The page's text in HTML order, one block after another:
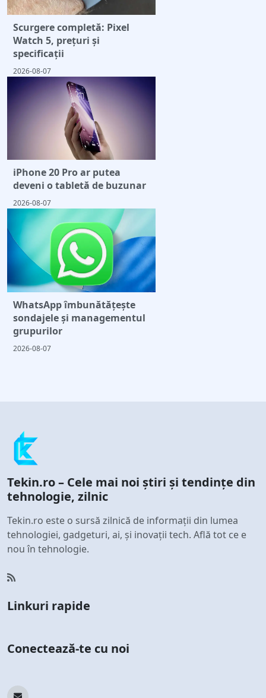
Scurgere completă: Pixel
Watch 5, prețuri și
specificații
2026-08-07
iPhone 20 Pro ar putea
deveni o tabletă de buzunar
2026-08-07
WhatsApp îmbunătățește
sondajele și managementul
grupurilor
2026-08-07
Tekin.ro – Cele mai noi știri și tendințe din
tehnologie, zilnic
Tekin.ro este o sursă zilnică de informații din lumea
tehnologiei, gadgeturi, ai, și inovații tech. Află tot ce e
nou în tehnologie.
Linkuri rapide
Conectează-te cu noi